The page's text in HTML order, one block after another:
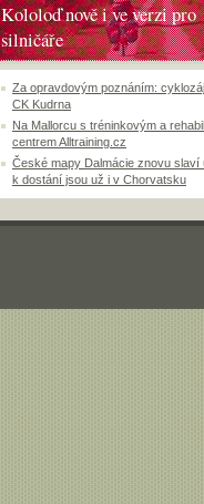
Kololoď nově i ve verzi pro
silničáře
Za opravdovým poznáním:
CK Kudrna
Na Mallorcu s tréninkovým a
centrem Alltraining.cz
České mapy Dalmácie znovu slaví
k dostání jsou už i v Chorvatsku